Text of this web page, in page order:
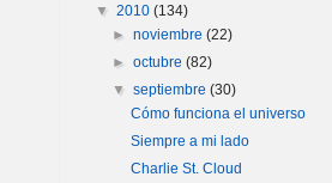
▼ 2010 (134)
►noviembre(22)
►octubre(82)
▼septiembre(30)
Cómo funciona el universo
Siempre a mi lado
Charlie St. Cloud